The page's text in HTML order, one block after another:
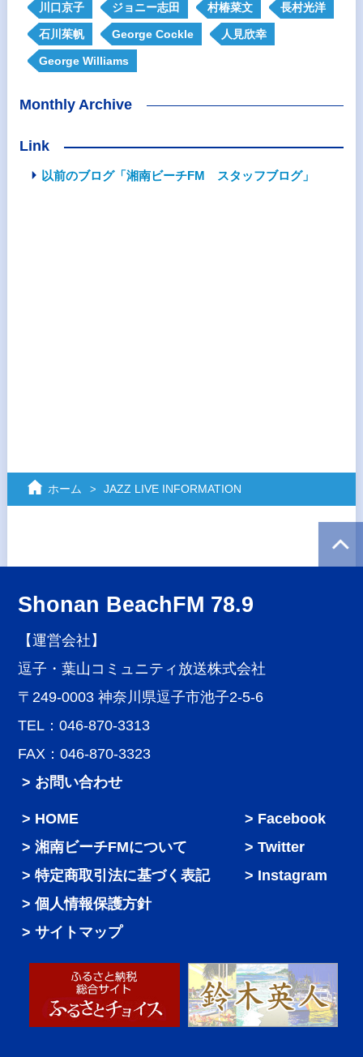
川口京子 ジョニー志田 村椿菜文 長村光洋
石川茱帆 George Cockle 人見欣幸
George Williams
Monthly Archive
Link
以前のブログ「湘南ビーチFM スタッフブログ」
ホーム JAZZ LIVE INFORMATION
Shonan BeachFM 78.9
【運営会社】
逗子・葉山コミュニティ放送株式会社
〒249-0003 神奈川県逗子市池子2-5-6
TEL：046-870-3313
FAX：046-870-3323
> お問い合わせ
HOME
湘南ビーチFMについて
特定商取引法に基づく表記
個人情報保護方針
サイトマップ
Facebook
Twitter
Instagram